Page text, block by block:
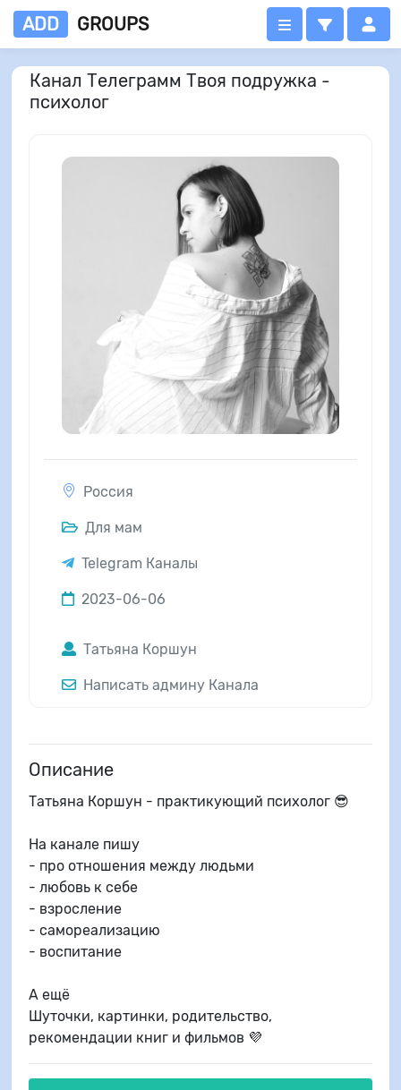
ADD GROUPS
Канал Телеграмм Твоя подружка -
психолог
Россия
Для мам
Telegram Каналы
2023-06-06
Татьяна Коршун
Написать админу Канала
Описание
Татьяна Коршун - практикующий психолог 😎
На канале пишу
- про отношения между людьми
- любовь к себе
- взросление
- самореализацию
- воспитание
А ещё
Шуточки, картинки, родительство,
рекомендации книг и фильмов 💜